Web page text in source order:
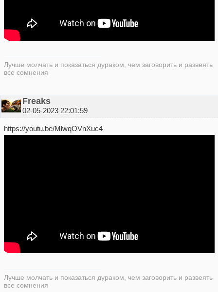
Лучше молчать и показаться дураком, чем заговорить и развеять
все сомнения
Freaks
02-05-2023 22:01:59
https://youtu.be/MlwqOVnXuc4
Лучше молчать и показаться дураком, чем заговорить и развеять
все сомнения